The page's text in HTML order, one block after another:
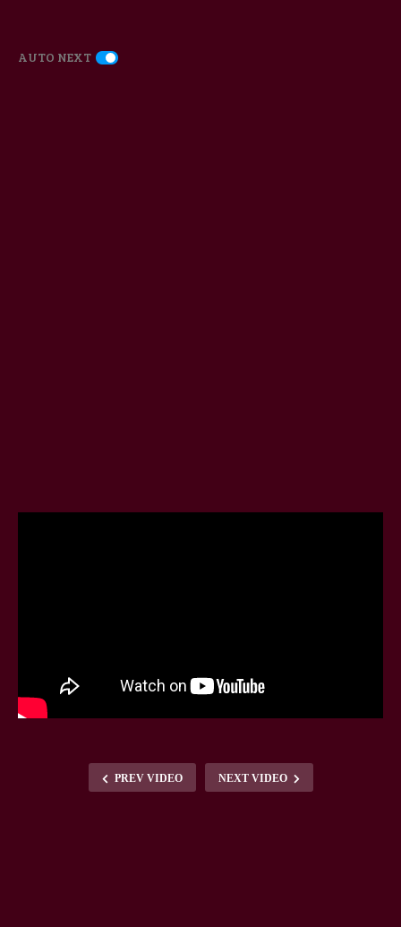
AUTO NEXT
PREV VIDEO NEXT VIDEO